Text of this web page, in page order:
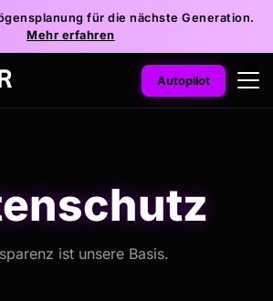
für die nächste Generation.
Mehr erfahren
Autopilot
ist unsere Basis.